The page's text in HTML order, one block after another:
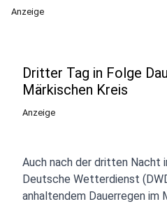
Anzeige
Dritter Tag in Folge
Märkischen Kreis
Anzeige
Auch nach der dritten Nacht
Deutsche Wetterdienst
anhaltendem Dauerregen im